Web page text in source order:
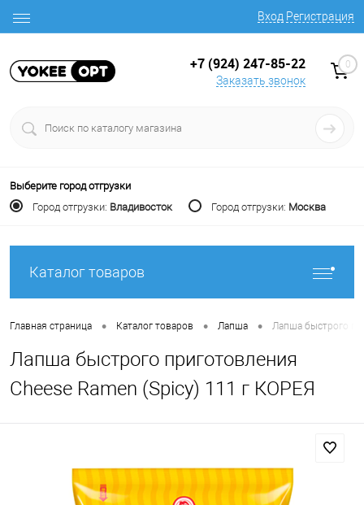
Вход Регистрация
+7 (924) 247-85-22
Заказать звонок
0
Выберите город отгрузки
Город отгрузки: Владивосток Город отгрузки: Москва
Каталог товаров
Главная страница • Каталог товаров • Лапша • Лапша быстрого
Лапша быстрого приготовления
Cheese Ramen (Spicy) 111 г КОРЕЯ